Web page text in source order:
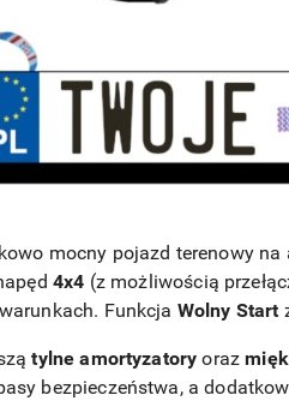
mocny pojazd terenowy na
4x4 (z możliwością
Funkcja Wolny Start
tylne amortyzatory oraz
bezpieczeństwa, a